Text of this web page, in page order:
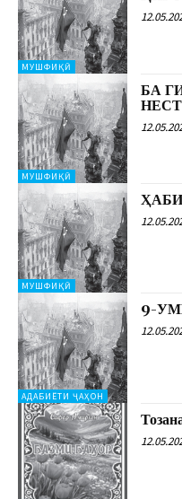
МУШФИҚӢ
МУШФИҚӢ
БА
МУШФИҚӢ
АДАБИЁТИ ҶАҲОН
9-